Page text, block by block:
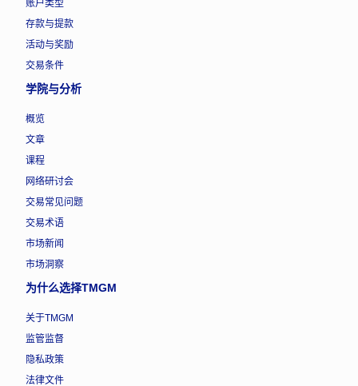
账户类型
存款与提款
活动与奖励
交易条件
学院与分析
概览
文章
课程
网络研讨会
交易常见问题
交易术语
市场新闻
市场洞察
为什么选择TMGM
关于TMGM
监管监督
隐私政策
法律文件